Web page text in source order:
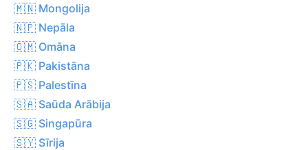
🇲🇳 Mongolija
🇳🇵 Nepāla
🇴🇲 Omāna
🇵🇰 Pakistāna
🇵🇸 Palestīna
🇸🇦 Saūda Arābija
🇸🇬 Singapūra
🇸🇾 Sīrija